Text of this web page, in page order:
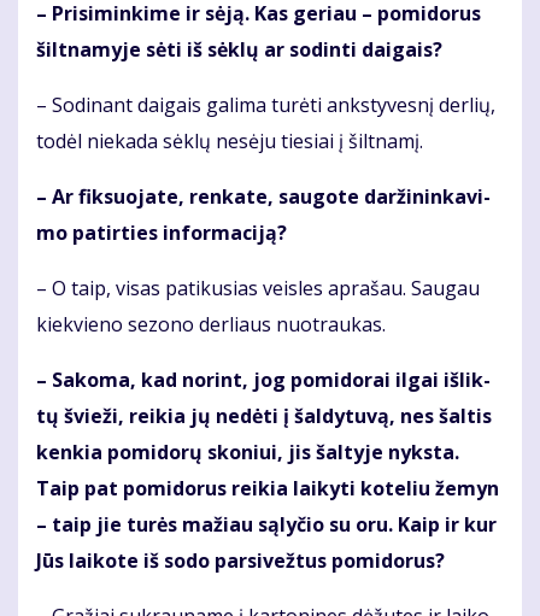
– Pri­si­min­ki­me ir sė­ją. Kas ge­riau – po­mi­do­rus
šilt­na­my­je sė­ti iš sėk­lų ar so­din­ti dai­gais?
– So­di­nant dai­gais ga­li­ma tu­rė­ti anks­ty­ves­nį der­lių,
to­dėl nie­ka­da sėk­lų ne­sė­ju tie­siai į šilt­na­mį.
– Ar fik­suo­ja­te, ren­ka­te, sau­go­te dar­ži­nin­ka­vi­
mo pa­tir­ties in­for­ma­ci­ją?
– O taip, vi­sas pa­ti­ku­sias veis­les ap­ra­šau. Sau­gau
kiek­vie­no se­zo­no der­liaus nuo­trau­kas.
– Sa­ko­ma, kad no­rint, jog po­mi­do­rai il­gai iš­lik­
tų švie­ži, rei­kia jų ne­dė­ti į šal­dy­tu­vą, nes šal­tis
ken­kia po­mi­do­rų sko­niui, jis šal­ty­je nyks­ta.
Taip pat po­mi­do­rus rei­kia lai­ky­ti ko­te­liu že­myn
– taip jie tu­rės ma­žiau są­ly­čio su oru. Kaip ir kur
Jūs lai­ko­te iš so­do par­si­vež­tus po­mi­do­rus?